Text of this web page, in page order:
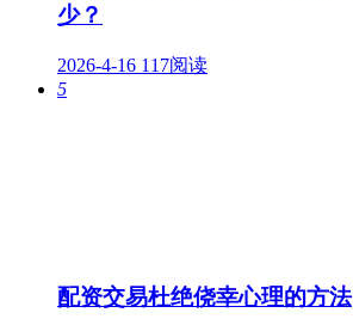
少？
2026-4-16 117阅读
5
配资交易杜绝侥幸心理的方法